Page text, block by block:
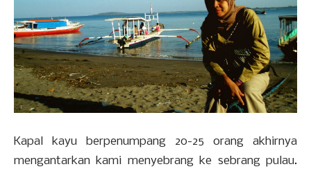
Kapal kayu berpenumpang 20-25 orang akhirnya
mengantarkan kami menyebrang ke sebrang pulau.